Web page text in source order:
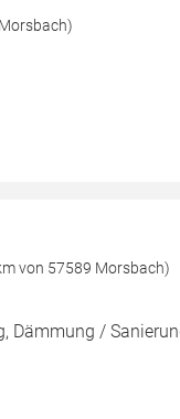
von 57589 Morsbach)
Dämmung /